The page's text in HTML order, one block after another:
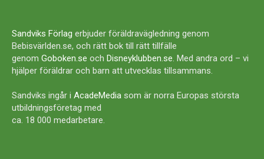
Sandviks Förlag erbjuder föräldravägledning genom
Bebisvärlden.se, och rätt bok till rätt tillfälle
genom Goboken.se och Disneyklubben.se. Med andra ord – vi
hjälper föräldrar och barn att utvecklas tillsammans.
Sandviks ingår i AcadeMedia som är norra Europas största
utbildningsföretag med
ca. 18 000 medarbetare.